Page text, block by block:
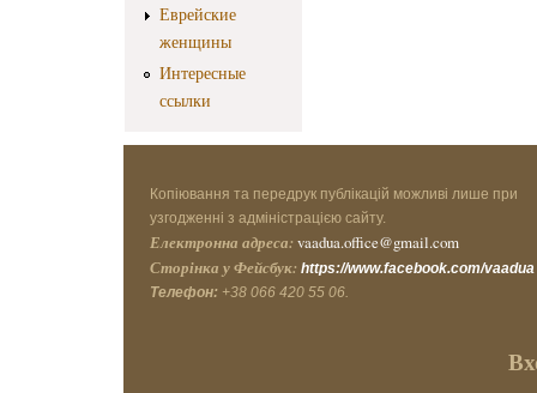
Еврейские
женщины
Интересные
ссылки
Копіювання та передрук публікацій можливі лише при
узгодженні з адміністрацією сайту.
Електронна адреса: vaadua.office@gmail.com
Сторінка у Фейсбук: https://www.facebook.com/vaadua
Телефон: +38 066 420 55 06.